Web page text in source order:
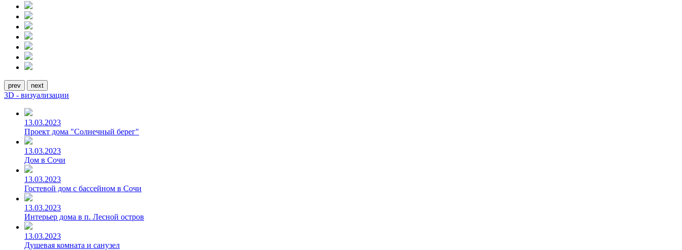
prev next
3D - визуализации
13.03.2023
Проект дома "Солнечный берег"
13.03.2023
Дом в Сочи
13.03.2023
Гостевой дом с бассейном в Сочи
13.03.2023
Интерьер дома в п. Лесной остров
13.03.2023
Душевая комната и санузел